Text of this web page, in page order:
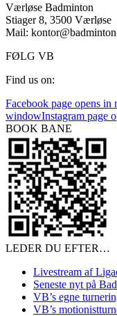
Værløse Badminton
Stiager 8, 3500 Værløse
Mail:
FØLG VB
Find us on:
Facebook page opens
windowInstagram page
BOOK BANE
LEDER DU EFTER…
Livestream af
Seneste nyt på
VB’s egne
VB’s